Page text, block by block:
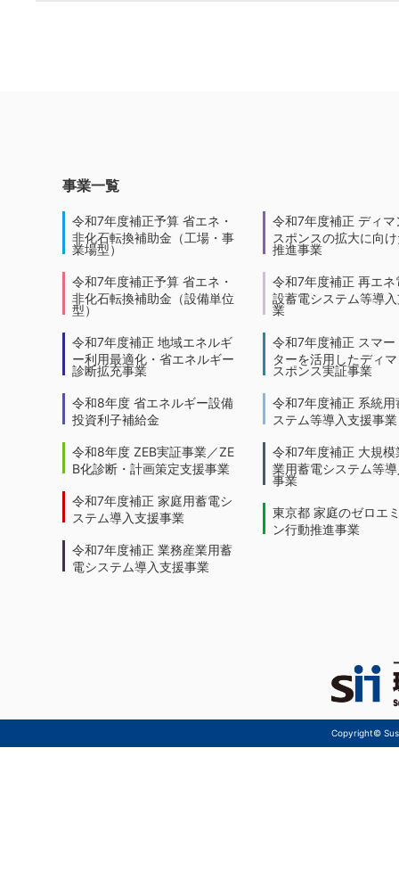
事業一覧
令和7年度補正予算 省エネ・
非化石転換補助金（工場・事
業場型）
令和7年度補正予算 省エネ・
非化石転換補助金（設備単位
型）
令和7年度補正 地域エネルギ
ー利用最適化・省エネルギー
診断拡充事業
令和8年度 省エネルギー設備
投資利子補給金
令和8年度 ZEB実証事業／ZE
B化診断・計画策定支援事業
令和7年度補正 家庭用蓄電シ
ステム導入支援事業
令和7年度補正 業務産業用蓄
電システム導入支援事業
令和7年度補正 ディマ
スポンスの拡大に向
推進事業
令和7年度補正 再エネ
設蓄電システム等導
業
令和7年度補正 スマー
ターを活用したディ
スポンス実証事業
令和7年度補正 系統用
ステム等導入支援事業
令和7年度補正 大規模
業用蓄電システム等
事業
東京都 家庭のゼロエ
ン行動推進事業
Copyright©